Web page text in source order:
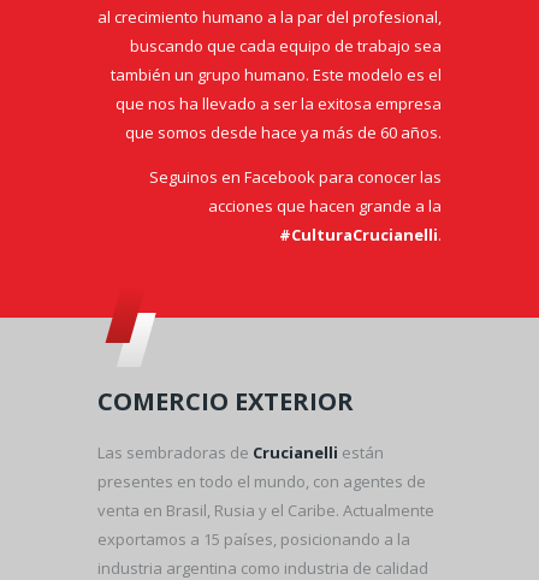
al crecimiento humano a la par del profesional,
buscando que cada equipo de trabajo sea
también un grupo humano. Este modelo es el
que nos ha llevado a ser la exitosa empresa
que somos desde hace ya más de 60 años.
Seguinos en Facebook para conocer las
acciones que hacen grande a la
#CulturaCrucianelli.
COMERCIO EXTERIOR
Las sembradoras de Crucianelli están
presentes en todo el mundo, con agentes de
venta en Brasil, Rusia y el Caribe. Actualmente
exportamos a 15 países, posicionando a la
industria argentina como industria de calidad